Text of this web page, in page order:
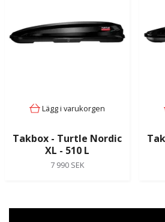
Lägg i varukorgen
Takbox - Turtle Nordic
XL - 510 L
7 990 SEK